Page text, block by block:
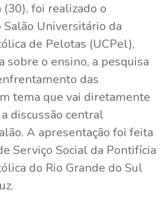
foi realizado o
Universitário da
de Pelotas (UCPel),
sobre o ensino, a pesquisa
das
tema que vai diretamente
discussão central
A apresentação foi feita
Serviço Social da Pontifícia
do Rio Grande do Sul